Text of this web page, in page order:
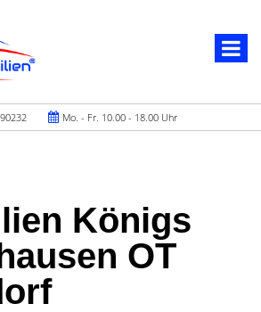
Mo. - Fr. 10.00 - 18.00 Uhr
Königs
OT